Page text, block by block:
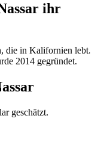
ihr
die in Kalifornien lebt.
2014 gegründet.
geschätzt.